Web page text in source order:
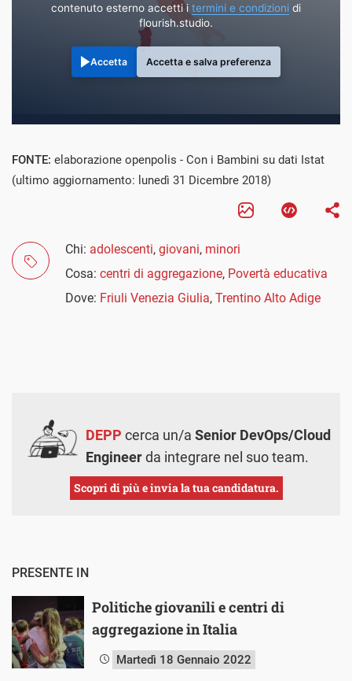
contenuto esterno accetti i termini e condizioni di
flourish.studio.
Accetta Accetta e salva preferenza
FONTE: elaborazione openpolis - Con i Bambini su dati Istat
(ultimo aggiornamento: lunedì 31 Dicembre 2018)
Chi: adolescenti, giovani, minori
Cosa: centri di aggregazione, Povertà educativa
Dove: Friuli Venezia Giulia, Trentino Alto Adige
DEPP cerca un/a Senior DevOps/Cloud
Engineerda integrare nel suo team.
Scopri di più e invia la tua candidatura.
PRESENTE IN
Politiche giovanili e centri di
aggregazione in Italia
Martedì 18 Gennaio 2022